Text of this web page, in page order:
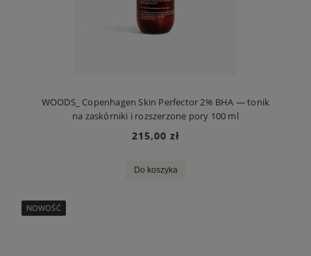
WOODS_ Copenhagen Skin Perfector 2% BHA — tonik
na zaskórniki i rozszerzone pory 100 ml
215,00 zł
Do koszyka
NOWOŚĆ